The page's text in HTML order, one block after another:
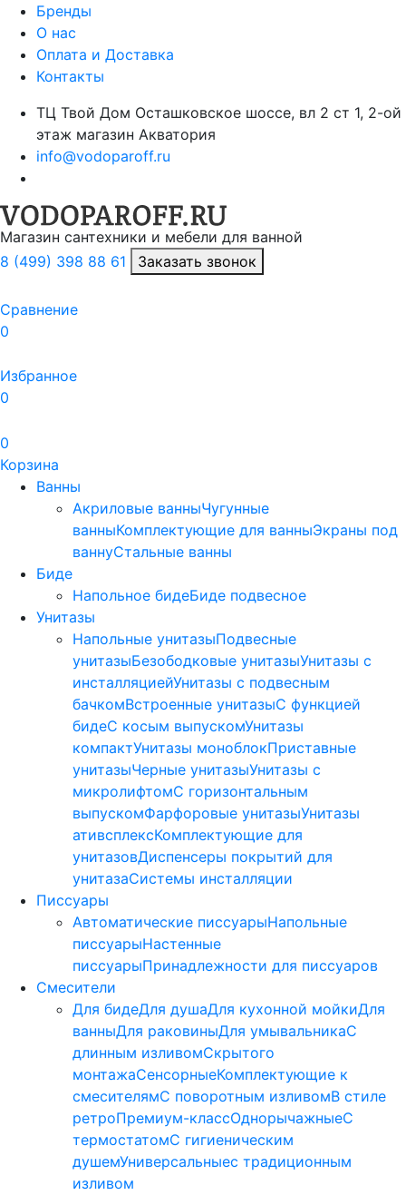
Бренды
О нас
Оплата и Доставка
Контакты
ТЦ Твой Дом Осташковское шоссе, вл 2 ст 1, 2-ой
этаж магазин Акватория
info@vodoparoff.ru
Магазин сантехники и мебели для ванной
8 (499) 398 88 61
Заказать звонок
Сравнение
0
Избранное
0
0
Корзина
Ванны
Акриловые ванныЧугунные
ванныКомплектующие для ванныЭкраны под
ваннуСтальные ванны
Биде
Напольное бидеБиде пoдвеснoе
Унитазы
Напольные унитазыПодвесные
унитазыБезободковые унитазыУнитазы с
инсталляциейУнитазы с подвесным
бачкомВстроенные унитазыС функцией
бидеС косым выпускомУнитазы
компактУнитазы моноблокПриставные
унитазыЧерные унитазыУнитазы с
микролифтомC горизонтальным
выпускомФарфоровые унитазыУнитазы
ативсплексКомплектующие для
унитазовДиспенсеры покрытий для
унитазаСистемы инсталляции
Писсуары
Автоматические писсуарыНапольные
писсуарыНастенные
писсуарыПринадлежности для писсуаров
Смесители
Для бидеДля душаДля кухонной мойкиДля
ванныДля раковиныДля умывальникаС
длинным изливомСкрытого
монтажаСенсорныеКомплектующие к
смесителямС поворотным изливомВ стиле
ретроПремиум-классОднорычажныеС
термостатомС гигиеническим
душемУниверсальныес традиционным
изливом